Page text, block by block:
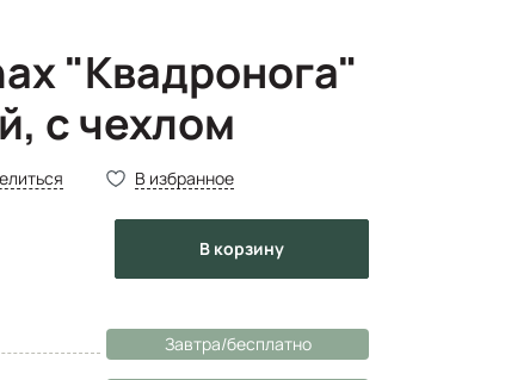
"Квадронога"
с чехлом
В избранное
в корзину
Завтра/бесплатно